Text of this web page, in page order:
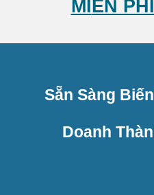
MIỄN PHÍ
Sẵn Sàng
Doanh